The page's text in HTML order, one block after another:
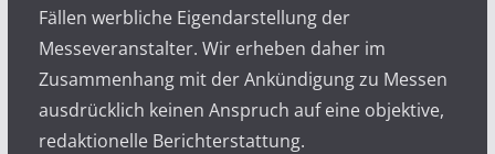
Fällen werbliche Eigendarstellung der
Messeveranstalter. Wir erheben daher im
Zusammenhang mit der Ankündigung zu Messen
ausdrücklich keinen Anspruch auf eine objektive,
redaktionelle Berichterstattung.